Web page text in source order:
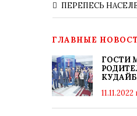
ПЕРЕПЕСЬ
ГЛАВНЫЕ
ГОСТИ
11.11.2022